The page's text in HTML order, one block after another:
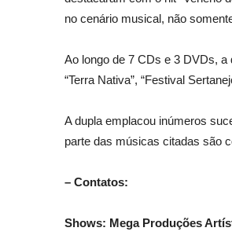
no cenário musical, não
Ao longo de 7 CDs e 3 DVDs, a
“Terra Nativa”, “Festival
A dupla emplacou inúmeros
parte das músicas citadas são
– Contatos:
Shows: Mega Produções